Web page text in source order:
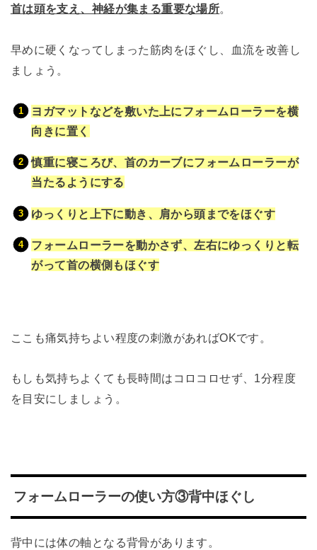
首は頭を支え、神経が集まる重要な場所。
早めに硬くなってしまった筋肉をほぐし、血流を改善し
ましょう。
ヨガマットなどを敷いた上にフォームローラーを横
向きに置く
慎重に寝ころび、首のカーブにフォームローラーが
当たるようにする
ゆっくりと上下に動き、肩から頭までをほぐす
フォームローラーを動かさず、左右にゆっくりと転
がって首の横側もほぐす
ここも痛気持ちよい程度の刺激があればOKです。
もしも気持ちよくても長時間はコロコロせず、1分程度
を目安にしましょう。
フォームローラーの使い方③背中ほぐし
背中には体の軸となる背骨があります。